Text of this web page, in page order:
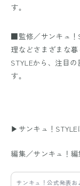
す。
■監修／サンキュ！
理などさまざまな
STYLEから、注目
す。
▶サンキュ！STYLE
編集／サンキュ！編
サンキュ！公式発表